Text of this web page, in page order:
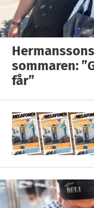
sommaren:
får”